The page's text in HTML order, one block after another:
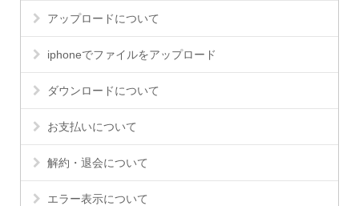
アップロードについて
iphoneでファイルをアップロード
ダウンロードについて
お支払いについて
解約・退会について
エラー表示について